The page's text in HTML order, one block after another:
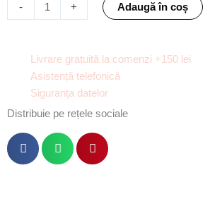
-
mireasa
+ Adaugă în coș
Livrare gratuită la comenzi +150 lei
Asistență telefonică
Siguranța datelor
Distribuie pe rețele sociale